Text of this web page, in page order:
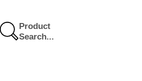
Product
Search...